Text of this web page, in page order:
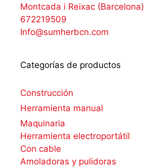
Montcada i Reixac (Barcelona)
672219509
Info@sumherbcn.com
Categorías de productos
Construcción
Herramienta manual
Maquinaria
Herramienta electroportátil
Con cable
Amoladoras y pulidoras